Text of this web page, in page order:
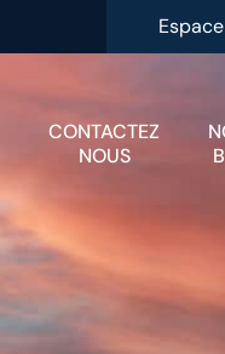
CONTACTEZ
NOUS